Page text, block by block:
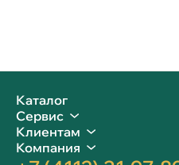
Каталог
Сервис
Клиентам
Компания